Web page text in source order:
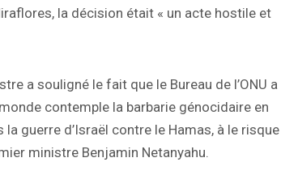
la décision était « un acte hostile et
a souligné le fait que le Bureau de l’ONU a
contemple la barbarie génocidaire en
la guerre d’Israël contre le Hamas, à le risque
ministre Benjamin Netanyahu.